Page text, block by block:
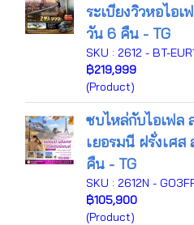
ระเบียงวิวหอไอ
วัน 6 คืน - TG
SKU : 2612 - BT-
฿219,999
(Product)
ซบไหล่กับไอเฟล
เยอรมนี ฝรั่งเศส
คืน - TG
SKU : 2612N -
฿105,900
(Product)